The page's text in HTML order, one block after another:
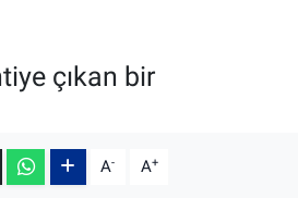
çıkan bir
A- A+